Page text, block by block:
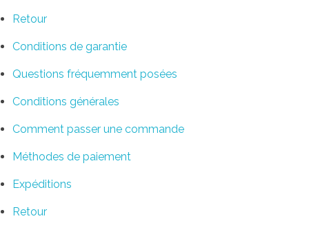
Retour
Conditions de garantie
Questions fréquemment posées
Conditions générales
Comment passer une commande
Méthodes de paiement
Expéditions
Retour